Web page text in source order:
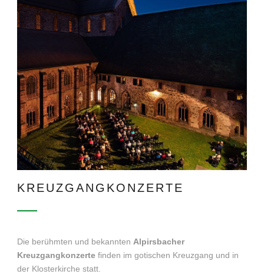
KREUZGANGKONZERTE
Die berühmten und bekannten Alpirsbacher
Kreuzgangkonzerte finden im gotischen Kreuzgang und in
der Klosterkirche statt.